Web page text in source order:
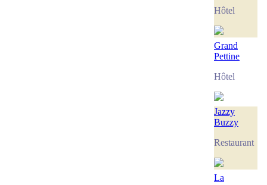
Hôtel
Grand
Pettine
Hôtel
Jazzy
Buzzy
Restaurant
La